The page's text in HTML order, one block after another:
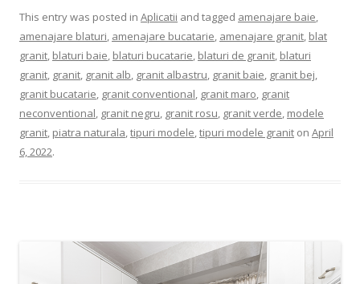
This entry was posted in Aplicatii and tagged amenajare baie,
amenajare blaturi, amenajare bucatarie, amenajare granit, blat
granit, blaturi baie, blaturi bucatarie, blaturi de granit, blaturi
granit, granit, granit alb, granit albastru, granit baie, granit bej,
granit bucatarie, granit conventional, granit maro, granit
neconventional, granit negru, granit rosu, granit verde, modele
granit, piatra naturala,tipuri modele,tipuri modele granit on April
6, 2022.